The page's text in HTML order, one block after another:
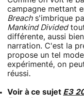
campagne mettant
Breachs'imbrique
Mankind Dividedtout
différente, aussi
narration. C'est la
propose un tel
expérimenté, on
réussi.
Voir à ce sujet E3